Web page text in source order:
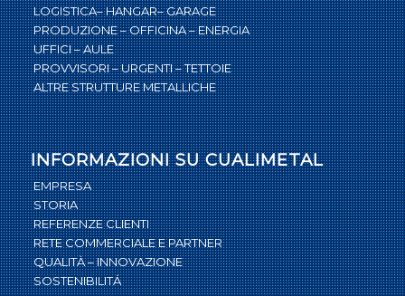
LOGISTICA– HANGAR– GARAGE
PRODUZIONE – OFFICINA – ENERGIA
UFFICI – AULE
PROVVISORI – URGENTI – TETTOIE
ALTRE STRUTTURE METALLICHE
INFORMAZIONI SU CUALIMETAL
EMPRESA
STORIA
REFERENZE CLIENTI
RETE COMMERCIALE E PARTNER
QUALITÀ – INNOVAZIONE
SOSTENIBILITÁ